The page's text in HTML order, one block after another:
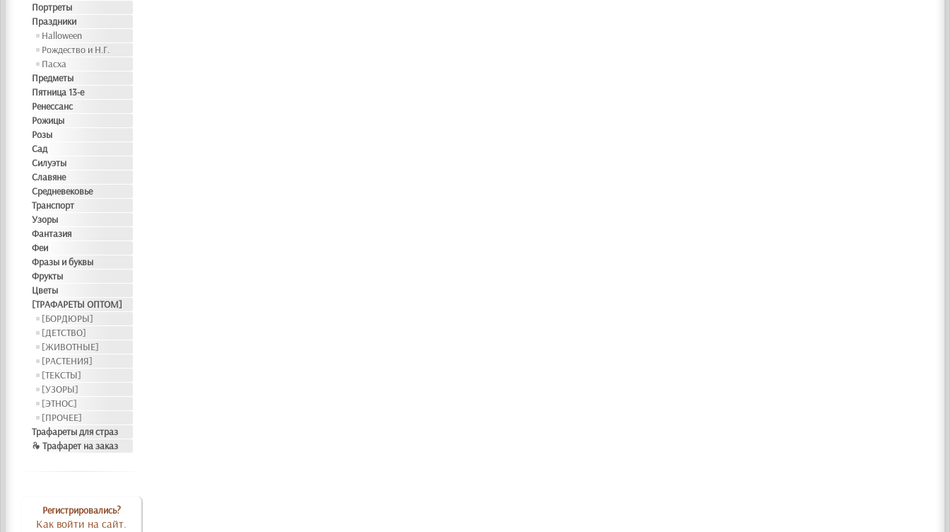
Портреты
Праздники
Halloween
Рождество и Н.Г.
Пасха
Предметы
Пятница 13-е
Ренессанс
Рожицы
Розы
Сад
Силуэты
Славяне
Средневековье
Транспорт
Узоры
Фантазия
Феи
Фразы и буквы
Фрукты
Цветы
[ТРАФАРЕТЫ ОПТОМ]
[БОРДЮРЫ]
[ДЕТСТВО]
[ЖИВОТНЫЕ]
[РАСТЕНИЯ]
[ТЕКСТЫ]
[УЗОРЫ]
[ЭТНОС]
[ПРОЧЕЕ]
Трафареты для страз
❧ Трафарет на заказ
Регистрировались?
Как войти на сайт.